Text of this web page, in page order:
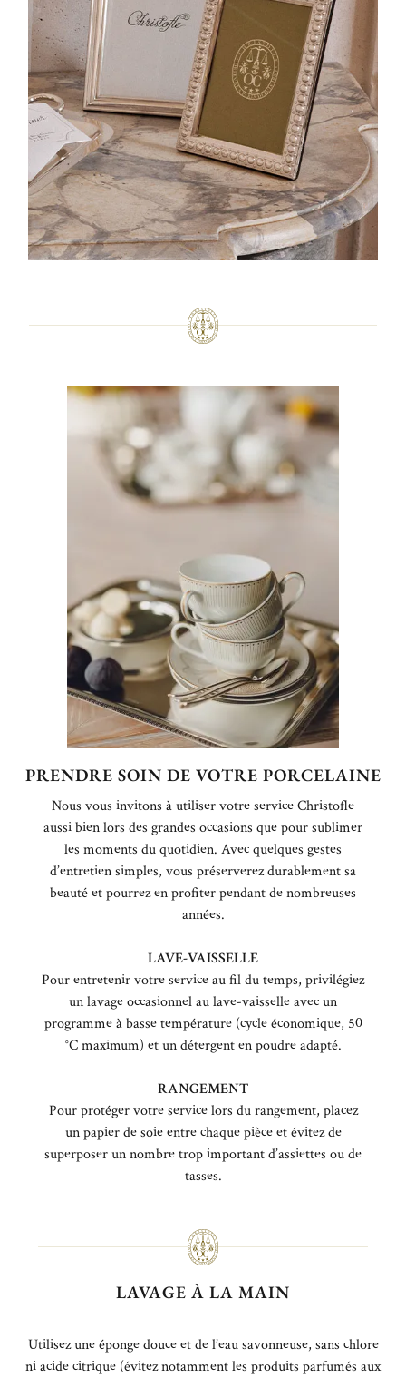
PRENDRE SOIN DE VOTRE PORCELAINE
Nous vous invitons à utiliser votre service Christofle
aussi bien lors des grandes occasions que pour sublimer
les moments du quotidien. Avec quelques gestes
d’entretien simples, vous préserverez durablement sa
beauté et pourrez en profiter pendant de nombreuses
années.
LAVE-VAISSELLE
Pour entretenir votre service au fil du temps, privilégiez
un lavage occasionnel au lave-vaisselle avec un
programme à basse température (cycle économique, 50
°C maximum) et un détergent en poudre adapté.
RANGEMENT
Pour protéger votre service lors du rangement, placez
un papier de soie entre chaque pièce et évitez de
superposer un nombre trop important d’assiettes ou de
tasses.
LAVAGE À LA MAIN
Utilisez une éponge douce et de l’eau savonneuse, sans chlore
ni acide citrique (évitez notamment les produits parfumés aux